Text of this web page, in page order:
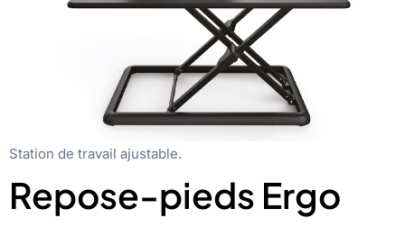
Station de travail ajustable.
Repose-pieds Ergo